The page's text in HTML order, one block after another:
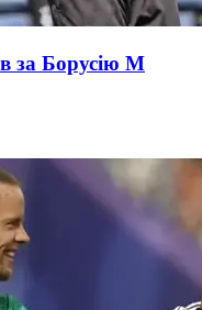
за Борусію М